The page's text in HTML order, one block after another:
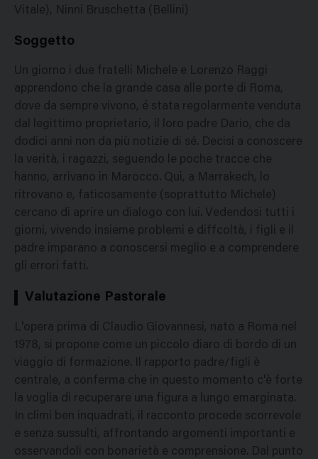
Vitale), Ninni Bruschetta (Bellini)
Soggetto
Un giorno i due fratelli Michele e Lorenzo Raggi
apprendono che la grande casa alle porte di Roma,
dove da sempre vivono, é stata regolarmente venduta
dal legittimo proprietario, il loro padre Dario, che da
dodici anni non da più notizie di sé. Decisi a conoscere
la verità, i ragazzi, seguendo le poche tracce che
hanno, arrivano in Marocco. Qui, a Marrakech, lo
ritrovano e, faticosamente (soprattutto Michele)
cercano di aprire un dialogo con lui. Vedendosi tutti i
giorni, vivendo insieme problemi e diffcoltà, i figli e il
padre imparano a conoscersi meglio e a comprendere
gli errori fatti.
Valutazione Pastorale
L'opera prima di Claudio Giovannesi, nato a Roma nel
1978, si propone come un piccolo diaro di bordo di un
viaggio di formazione. Il rapporto padre/figli è
centrale, a conferma che in questo momento c'è forte
la voglia di recuperare una figura a lungo emarginata.
In climi ben inquadrati, il racconto procede scorrevole
e senza sussulti, affrontando argomenti importanti e
osservandoli con bonarietà e comprensione. Dal punto